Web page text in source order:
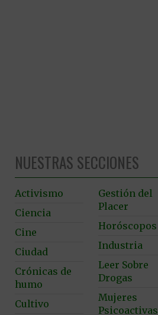
NUESTRAS SECCIONES
Activismo
Ciencia
Cine
Ciudad
Crónicas de
humo
Cultivo
Gestión del
Placer
Horóscopos
Industria
Leer Sobre
Drogas
Mujeres
Psicoactivas